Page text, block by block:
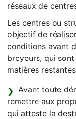
réseaux de
Les centres ou
objectif de
conditions avant
broyeurs, qui
matières
Avant toute
remettre aux
qui atteste la